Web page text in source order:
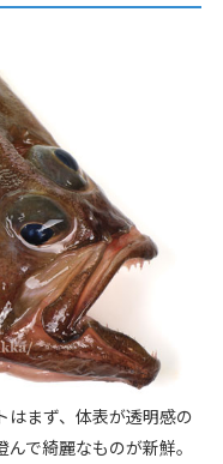
まず、体表が透明感の
で綺麗なものが新鮮。